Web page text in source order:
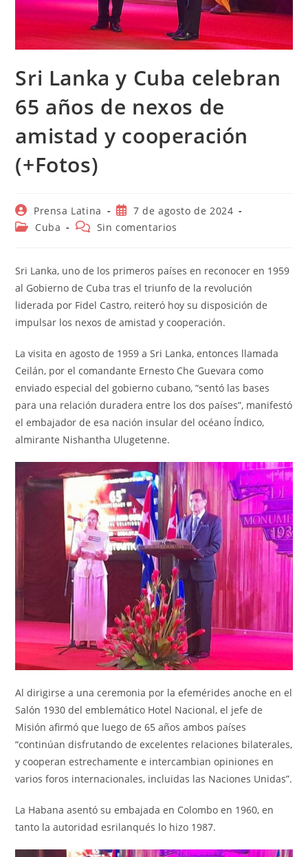
Sri Lanka y Cuba celebran
65 años de nexos de
amistad y cooperación
(+Fotos)
Autor
de
la
Prensa Latina
Publicación
de
7 de agosto de 2024
Categoría
entrada:
Cuba
Comentarios
entrada:
Sin comentarios
Sri Lanka, uno de los primeros países en reconocer en 1959
al Gobierno de Cuba tras el triunfo de la revolución
liderada por Fidel Castro, reiteró hoy su disposición de
impulsar los nexos de amistad y cooperación.
La visita en agosto de 1959 a Sri Lanka, entonces llamada
Ceilán, por el comandante Ernesto Che Guevara como
enviado especial del gobierno cubano, “sentó las bases
para una relación duradera entre los dos países”, manifestó
el embajador de esa nación insular del océano Índico,
almirante Nishantha Ulugetenne.
Al dirigirse a una ceremonia por la efemérides anoche en el
Salón 1930 del emblemático Hotel Nacional, el jefe de
Misión afirmó que luego de 65 años ambos países
“continúan disfrutando de excelentes relaciones bilaterales,
y cooperan estrechamente e intercambian opiniones en
varios foros internacionales, incluidas las Naciones Unidas”.
La Habana asentó su embajada en Colombo en 1960, en
tanto la autoridad esrilanqués lo hizo 1987.